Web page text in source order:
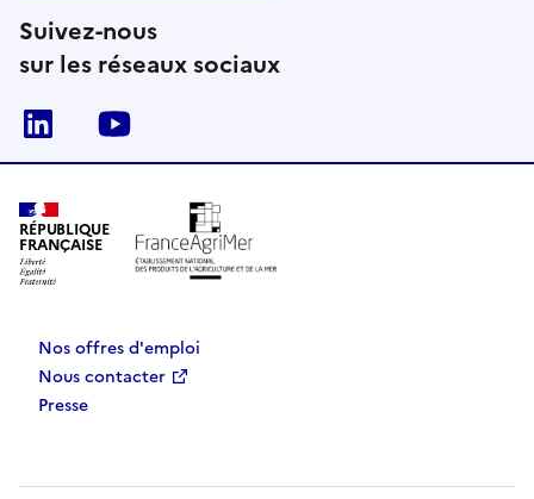
Suivez-nous
sur les réseaux sociaux
Linkedin
RÉPUBLIQUE
FRANÇAISE
Nos offres d'emploi
Nous contacter
Presse